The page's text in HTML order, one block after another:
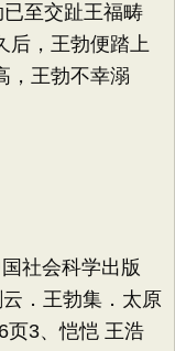
至交趾王福畴
后，王勃便踏上
，王勃不幸溺
社会科学出版
．王勃集．太原
页3、恺恺 王浩